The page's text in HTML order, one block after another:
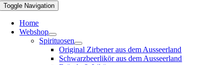
Toggle Navigation
Home
Webshop
Spirituosen
Original Zirbener aus dem Ausseerland
Schwarzbeerlikör aus dem Ausseerland